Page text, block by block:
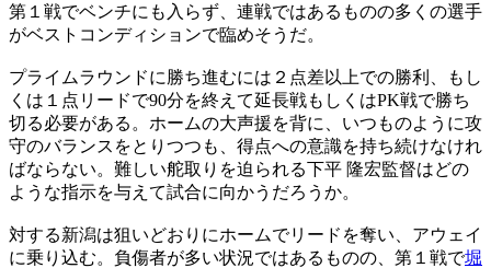
第１戦でベンチにも入らず、連戦ではあるものの多くの選手
がベストコンディションで臨めそうだ。
プライムラウンドに勝ち進むには２点差以上での勝利、もし
くは１点リードで90分を終えて延長戦もしくはPK戦で勝ち
切る必要がある。ホームの大声援を背に、いつものように攻
守のバランスをとりつつも、得点への意識を持ち続けなけれ
ばならない。難しい舵取りを迫られる下平 隆宏監督はどの
ような指示を与えて試合に向かうだろうか。
対する新潟は狙いどおりにホームでリードを奪い、アウェイ
に乗り込む。負傷者が多い状況ではあるものの、第１戦で堀